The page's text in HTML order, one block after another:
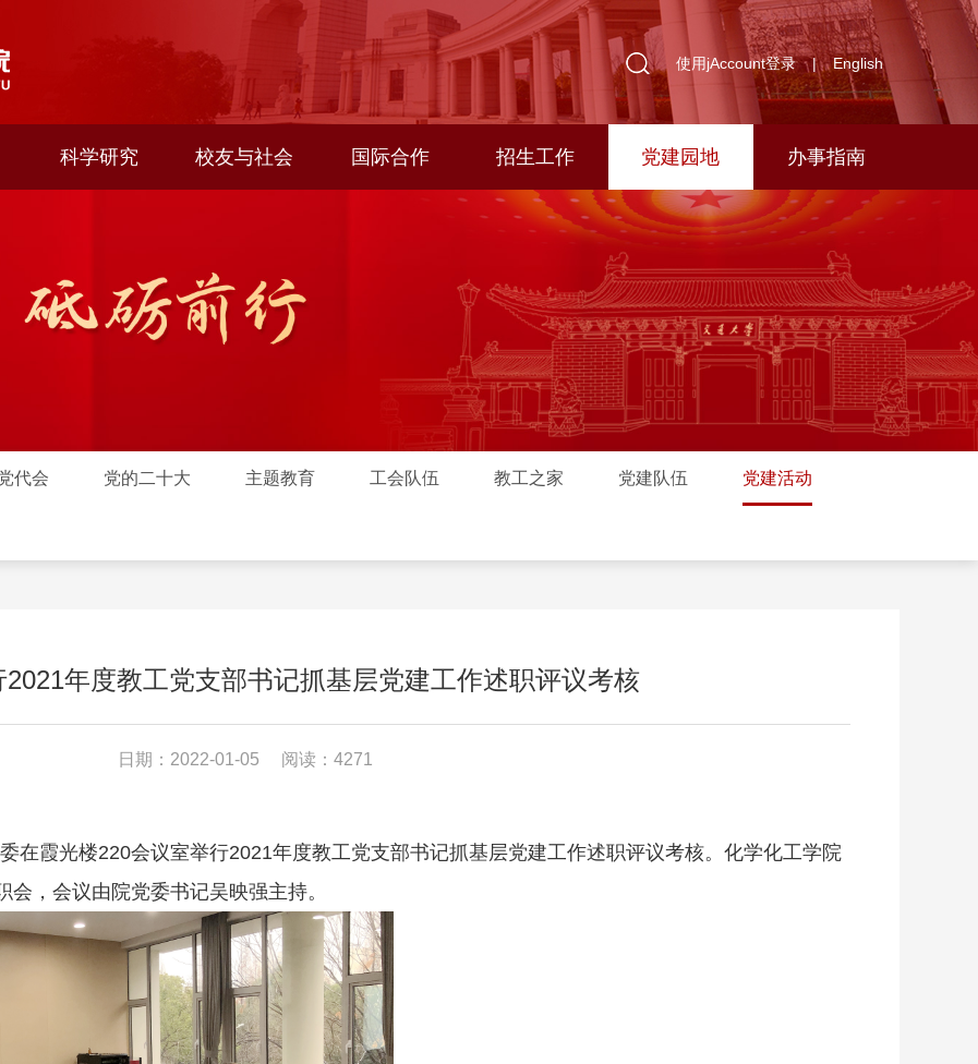
使用jAccount登录 | English
科学研究 校友与社会 国际合作 招生工作 党建园地 办事指南
代会 党的二十大 主题教育 工会队伍 教工之家 党建队伍 党建活动
年度教工党支部书记抓基层党建工作述职评议考核
日期：2022-01-05 阅读：4271
在霞光楼220会议室举行2021年度教工党支部书记抓基层党建工作述职评议考核。化学化工学院
，会议由院党委书记吴映强主持。